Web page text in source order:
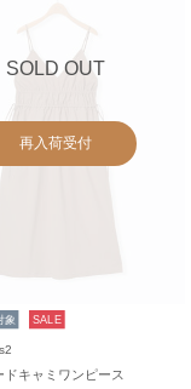
SOLD OUT
再入荷受付
象 SALE
ドキャミワンピース